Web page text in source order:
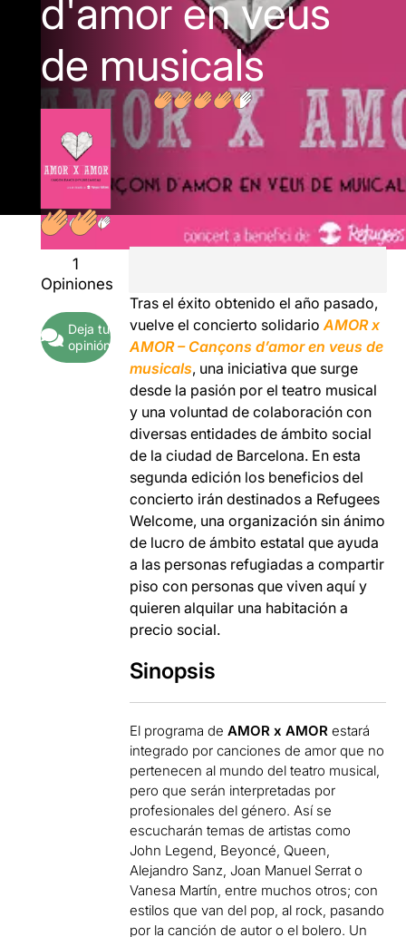
d'amor en veus
de musicals
1
Opiniones
Deja tu
opinión
Tras el éxito obtenido el año pasado,
vuelve el concierto solidarioAMOR x
AMOR – Cançons d’amor en veus de
musicals, una iniciativa que surge
desde la pasión por el teatro musical
y una voluntad de colaboración con
diversas entidades de ámbito social
de la ciudad de Barcelona. En esta
segunda edición los beneficios del
concierto irán destinados a Refugees
Welcome, una organización sin ánimo
de lucro de ámbito estatal que ayuda
a las personas refugiadas a compartir
piso con personas que viven aquí y
quieren alquilar una habitación a
precio social.
Sinopsis
El programa deAMOR x AMOR estará
integrado por canciones de amor que no
pertenecen al mundo del teatro musical,
pero que serán interpretadas por
profesionales del género. Así se
escucharán temas de artistas como
John Legend, Beyoncé, Queen,
Alejandro Sanz, Joan Manuel Serrat o
Vanesa Martín, entre muchos otros; con
estilos que van del pop, al rock, pasando
por la canción de autor o el bolero. Un